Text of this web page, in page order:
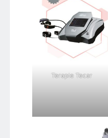
Terapie Tecar